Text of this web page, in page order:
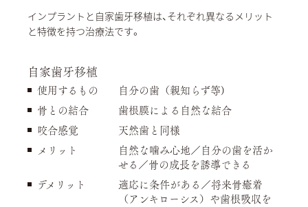
インプラントと自家歯牙移植は、それぞれ異なるメリット
と特徴を持つ治療法です。
自家歯牙移植
使用するもの
自分の歯（親知らず等)
骨との結合
歯根膜による自然な結合
咬合感覚
天然歯と同様
メリット
自然な噛み心地／自分の歯を活か
せる／骨の成長を誘導できる
デメリット
適応に条件がある／将来骨癒着
（アンキローシス）や歯根吸収を